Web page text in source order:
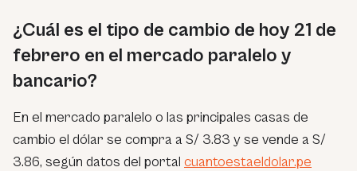
¿Cuál es el tipo de cambio de hoy 21 de
febrero en el mercado paralelo y
bancario?
En el mercado paralelo o las principales casas de
cambio el dólar se compra a S/ 3.83 y se vende a S/
3.86, según datos del portal cuantoestaeldolar.pe